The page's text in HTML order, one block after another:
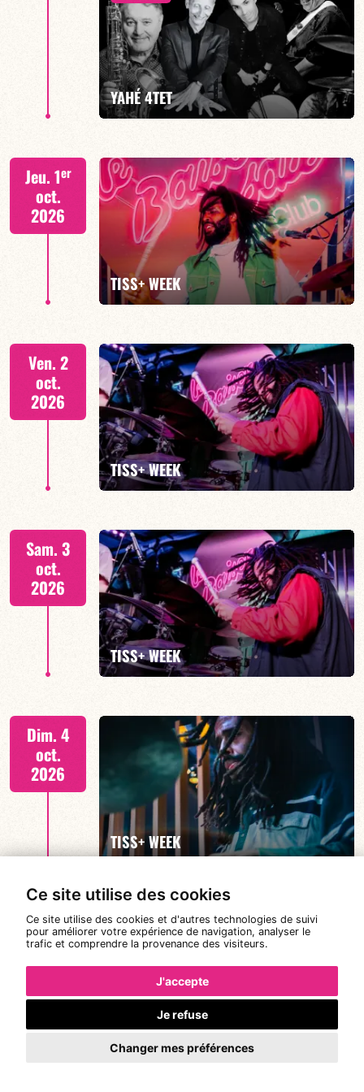
Ce site utilise des cookies
Ce site utilise des cookies et d'autres technologies de suivi
pour améliorer votre expérience de navigation, analyser le
trafic et comprendre la provenance des visiteurs.
J'accepte
Je refuse
Changer mes préférences
Mario Canonge / Michel Zenino
YAHÉ 4TET
S. BEUF/F. DEVIENNE/T. FANFANT/B. HENOCQ
EN SAVOIR PLUS RÉSERVER
Jeu. 1er
oct.
2026
TISS+ WEEK
Tiss Rodriguez batterie/lead
EN SAVOIR PLUS
Ven. 2
oct.
2026
TISS+ WEEK
Tiss Rodriguez batterie/lead
EN SAVOIR PLUS
Sam. 3
oct.
2026
TISS+ WEEK
Tiss Rodriguez batterie/lead, TBA
EN SAVOIR PLUS
Dim. 4
oct.
2026
TISS+ WEEK
EN SAVOIR PLUS
Lun. 5
oct.
2026
TISS+ WEEK